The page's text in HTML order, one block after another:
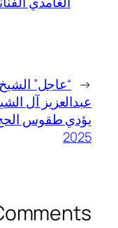
← “عاجل” الشيخ
عبدالعزيز آل
يؤدي طقوس
2025